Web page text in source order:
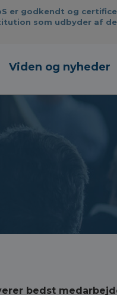
er godkendt og
som udbyder af
Viden og nyheder
bedst